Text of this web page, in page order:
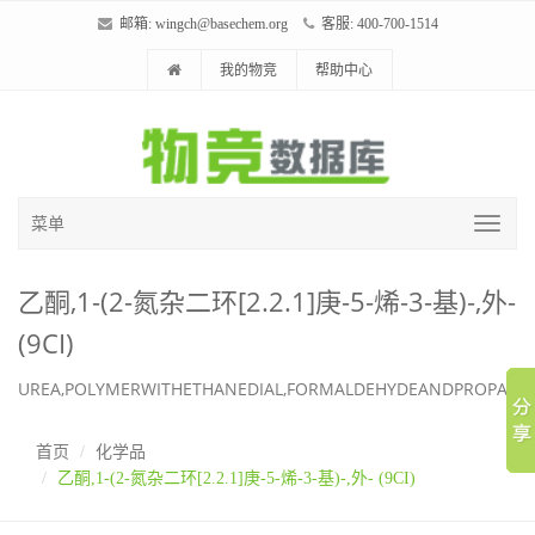
邮箱: wingch@basechem.org 客服: 400-700-1514
我的物竞 帮助中心
菜单
乙酮,1-(2-氮杂二环[2.2.1]庚-5-烯-3-基)-,外-
(9CI)
首页
化学品
乙酮,1-(2-氮杂二环[2.2.1]庚-5-烯-3-基)-,外- (9CI)